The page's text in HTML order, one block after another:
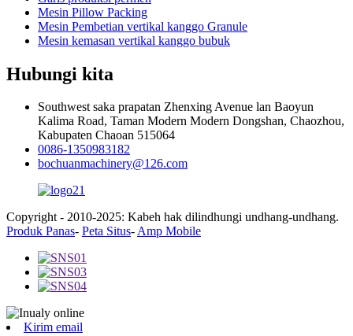
Mesin Pillow Packing
Mesin Pembetian vertikal kanggo Granule
Mesin kemasan vertikal kanggo bubuk
Hubungi kita
Southwest saka prapatan Zhenxing Avenue lan Baoyun
Kalima Road, Taman Modern Modern Dongshan, Chaozhou,
Kabupaten Chaoan 515064
0086-1350983182
bochuanmachinery@126.com
Copyright - 2010-2025: Kabeh hak dilindhungi undhang-undhang.
Produk Panas- Peta Situs-Amp Mobile
Kirim email